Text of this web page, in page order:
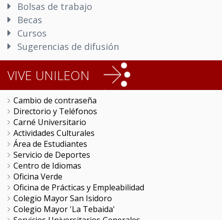
Bolsas de trabajo
Becas
Cursos
Sugerencias de difusión
VIVE UNILEON
Cambio de contraseña
Directorio y Teléfonos
Carné Universitario
Actividades Culturales
Área de Estudiantes
Servicio de Deportes
Centro de Idiomas
Oficina Verde
Oficina de Prácticas y Empleabilidad
Colegio Mayor San Isidoro
Colegio Mayor 'La Tebaida'